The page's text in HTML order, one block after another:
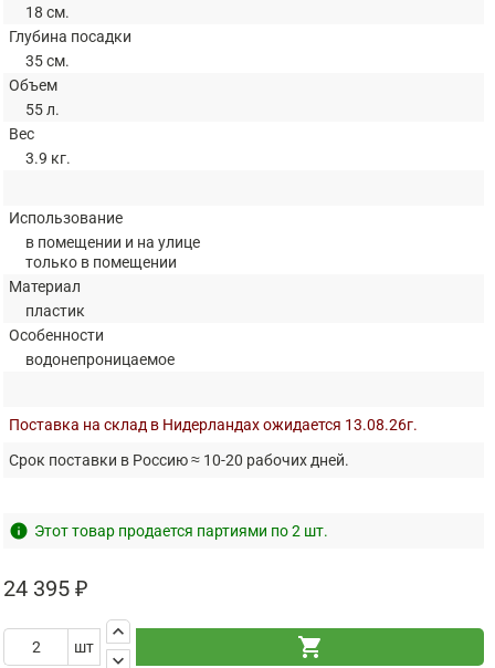
18 см.
Глубина посадки
35 см.
Объем
55 л.
Вес
3.9 кг.
Использование
в помещении и на улице
только в помещении
Материал
пластик
Особенности
водонепроницаемое
Поставка на склад в Нидерландах ожидается 13.08.26г.
Срок поставки в Россию ≈ 10-20 рабочих дней.
info Этот товар продается партиями по 2 шт.
24 395 ₽
шт
keyboard_arrow_up
keyboard_arrow_down
shopping_cart